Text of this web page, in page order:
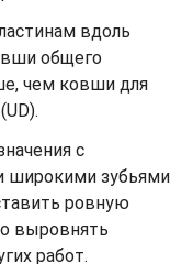
вдоль
общего
чем ковши для
с
широкими зубьями
ровную
выровнять
работ.